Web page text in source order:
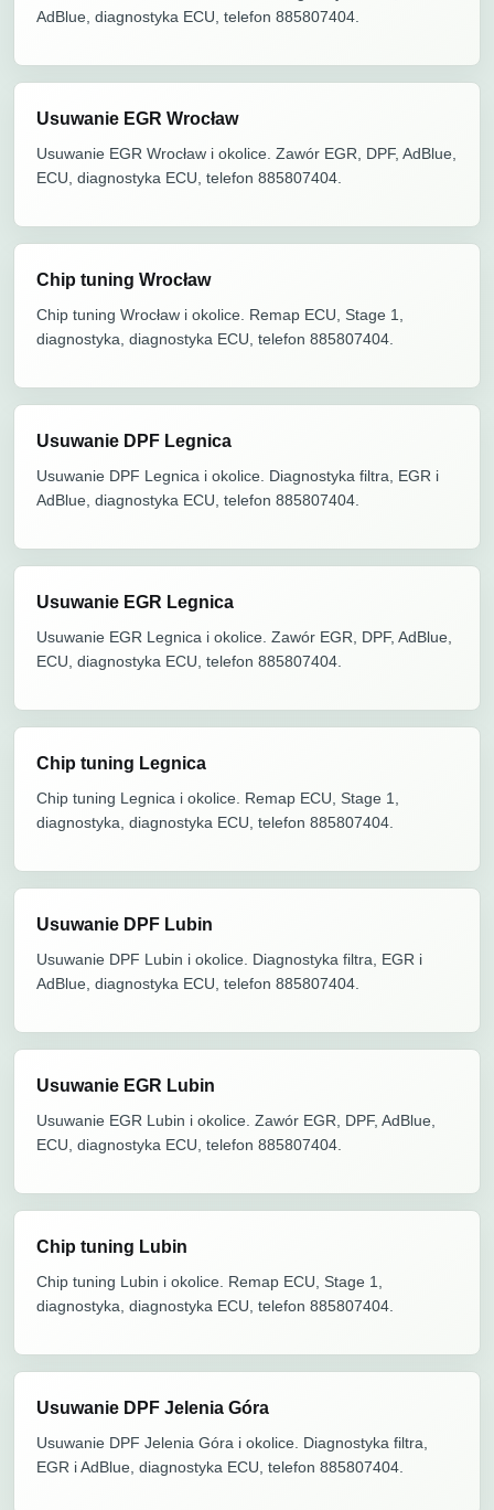
AdBlue, diagnostyka ECU, telefon 885807404.
Usuwanie EGR Wrocław
Usuwanie EGR Wrocław i okolice. Zawór EGR, DPF, AdBlue,
ECU, diagnostyka ECU, telefon 885807404.
Chip tuning Wrocław
Chip tuning Wrocław i okolice. Remap ECU, Stage 1,
diagnostyka, diagnostyka ECU, telefon 885807404.
Usuwanie DPF Legnica
Usuwanie DPF Legnica i okolice. Diagnostyka filtra, EGR i
AdBlue, diagnostyka ECU, telefon 885807404.
Usuwanie EGR Legnica
Usuwanie EGR Legnica i okolice. Zawór EGR, DPF, AdBlue,
ECU, diagnostyka ECU, telefon 885807404.
Chip tuning Legnica
Chip tuning Legnica i okolice. Remap ECU, Stage 1,
diagnostyka, diagnostyka ECU, telefon 885807404.
Usuwanie DPF Lubin
Usuwanie DPF Lubin i okolice. Diagnostyka filtra, EGR i
AdBlue, diagnostyka ECU, telefon 885807404.
Usuwanie EGR Lubin
Usuwanie EGR Lubin i okolice. Zawór EGR, DPF, AdBlue,
ECU, diagnostyka ECU, telefon 885807404.
Chip tuning Lubin
Chip tuning Lubin i okolice. Remap ECU, Stage 1,
diagnostyka, diagnostyka ECU, telefon 885807404.
Usuwanie DPF Jelenia Góra
Usuwanie DPF Jelenia Góra i okolice. Diagnostyka filtra,
EGR i AdBlue, diagnostyka ECU, telefon 885807404.